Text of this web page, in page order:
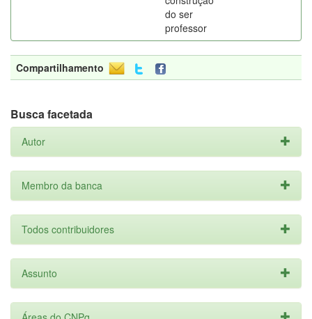
do ser
professor
Compartilhamento
Busca facetada
Autor
Membro da banca
Todos contribuidores
Assunto